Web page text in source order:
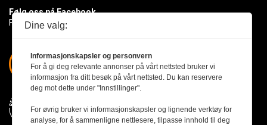
Følg oss på Facebook
Få med deg det siste innen byggebransjen
Dine valg:
Informasjonskapsler og personvern
For å gi deg relevante annonser på vårt nettsted bruker vi
informasjon fra ditt besøk på vårt nettsted. Du kan reservere
deg mot dette under "Innstillinger".
For øvrig bruker vi informasjonskapsler og lignende verktøy for
analyse, for å sammenligne nettlesere, tilpasse innhold til deg